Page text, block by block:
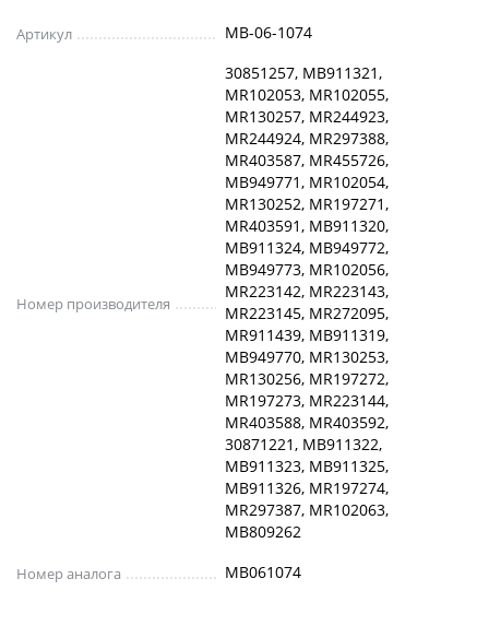
Артикул MB-06-1074
Номер производителя
30851257, MB911321,
MR102053, MR102055,
MR130257, MR244923,
MR244924, MR297388,
MR403587, MR455726,
MB949771, MR102054,
MR130252, MR197271,
MR403591, MB911320,
MB911324, MB949772,
MB949773, MR102056,
MR223142, MR223143,
MR223145, MR272095,
MR911439, MB911319,
MB949770, MR130253,
MR130256, MR197272,
MR197273, MR223144,
MR403588, MR403592,
30871221, MB911322,
MB911323, MB911325,
MB911326, MR197274,
MR297387, MR102063,
MB809262
Номер аналога MB061074